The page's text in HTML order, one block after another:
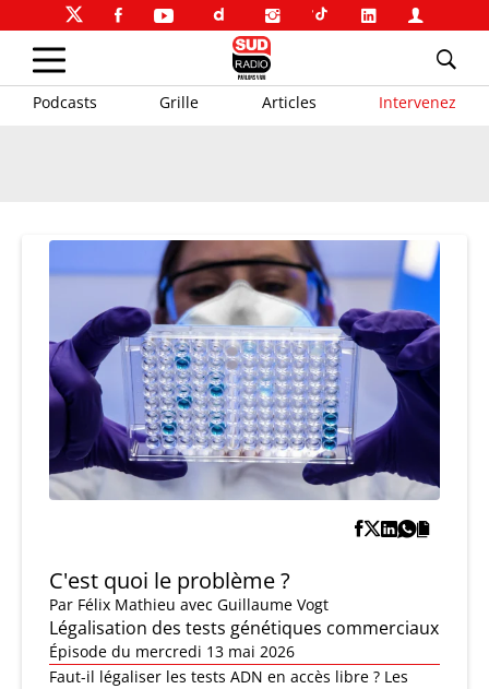
Podcasts Grille Articles Intervenez
C'est quoi le problème ?
Par Félix Mathieu avec Guillaume Vogt
Légalisation des tests génétiques commerciaux
Épisode du mercredi 13 mai 2026
Faut-il légaliser les tests ADN en accès libre ? Les